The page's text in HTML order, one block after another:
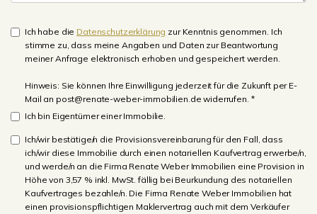
Ich habe die Datenschutzerklärung zur Kenntnis genommen. Ich
stimme zu, dass meine Angaben und Daten zur Beantwortung
meiner Anfrage elektronisch erhoben und gespeichert werden.
Hinweis: Sie können Ihre Einwilligung jederzeit für die Zukunft per E-
Mail an post@renate-weber-immobilien.de widerrufen. *
Ich bin Eigentümer einer Immobilie.
Ich/wir bestätige/n die Provisionsvereinbarung für den Fall, dass
ich/wir diese Immobilie durch einen notariellen Kaufvertrag erwerbe/n,
und werde/n an die Firma Renate Weber Immobilien eine Provision in
Höhe von 3,57 % inkl. MwSt. fällig bei Beurkundung des notariellen
Kaufvertrages bezahle/n. Die Firma Renate Weber Immobilien hat
einen provisionspflichtigen Maklervertrag auch mit dem Verkäufer